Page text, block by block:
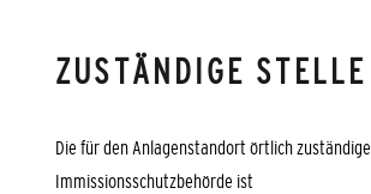
ZUSTÄNDIGE STELLE
Die für den Anlagenstandort örtlich zuständige
Immissionsschutzbehörde ist